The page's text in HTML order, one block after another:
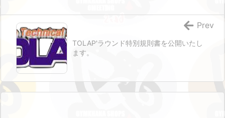
TOLAP'ラウンド特別規則書を公開いたし
ます。
Prev